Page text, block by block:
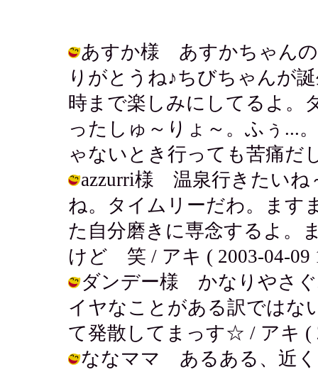
あすか様 あすかちゃん
りがとうね♪ちびちゃんが
時まで楽しみにしてるよ。
ったしゅ～りょ～。ふぅ...
ゃないとき行っても苦痛だ
azzurri様 温泉行きたいね
ね。タイムリーだわ。ます
た自分磨きに専念するよ。
けど 笑 / アキ ( 2003-04-09
ダンデー様 かなりやさぐ
イヤなことがある訳ではな
て発散してまっす☆ / アキ (
ななママ あるある、近く